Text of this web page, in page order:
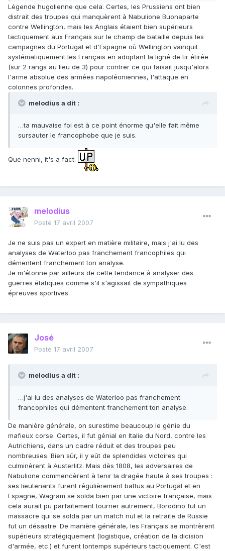
Légende hugolienne que cela. Certes, les Prussiens ont bien
distrait des troupes qui manquèrent à Nabulione Buonaparte
contre Wellington, mais les Anglais étaient bien supérieurs
tactiquement aux Français sur le champ de bataille depuis les
campagnes du Portugal et d'Espagne où Wellington vainquit
systématiquement les Français en adoptant la ligné de tir étirée
(sur 2 rangs au lieu de 3) pour contrer ce qui faisait jusqu'alors
l'arme absolue des armées napoléoniennes, l'attaque en
colonnes profondes.
melodius a dit :
…ta mauvaise foi est à ce point énorme qu'elle fait même
sursauter le francophobe que je suis.
Que nenni, it's a fact.
melodius
Posté 17 avril 2007
Je ne suis pas un expert en matière militaire, mais j'ai lu des
analyses de Waterloo pas franchement francophiles qui
démentent franchement ton analyse.
Je m'étonne par ailleurs de cette tendance à analyser des
guerres étatiques comme s'il s'agissait de sympathiques
épreuves sportives.
José
Posté 17 avril 2007
melodius a dit :
…j'ai lu des analyses de Waterloo pas franchement
francophiles qui démentent franchement ton analyse.
De manière générale, on surestime beaucoup le génie du
mafieux corse. Certes, il fut génial en Italie du Nord, contre les
Autrichiens, dans un cadre réduit et des troupes peu
nombreuses. Bien sûr, il y eût de splendides victoires qui
culminèrent à Austerlitz. Mais dès 1808, les adversaires de
Nabulione commencèrent à tenir la dragée haute à ses troupes :
ses lieutenants furent régulièrement battus au Portugal et en
Espagne, Wagram se solda bien par une victoire française, mais
cela aurait pu parfaitement tourner autrement, Borodino fut un
massacre qui se solda par un match nul et la retraite de Russie
fut un désastre. De manière générale, les Français se montrèrent
supérieurs stratégiquement (logistique, création de la dicision
d'armée, etc.) et furent lontemps supérieurs tactiquement. C'est